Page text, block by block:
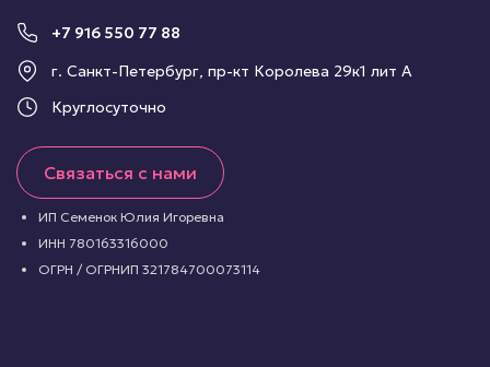
+7 916 550 77 88
г. Санкт-Петербург, пр-кт Королева 29к1 лит А
Круглосуточно
Связаться с нами
ИП Семенок Юлия Игоревна
ИНН 780163316000
ОГРН / ОГРНИП 321784700073114